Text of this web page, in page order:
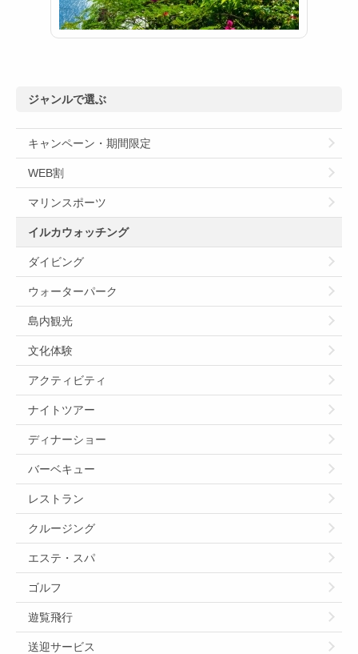
ジャンルで選ぶ
キャンペーン・期間限定
WEB割
マリンスポーツ
イルカウォッチング
ダイビング
ウォーターパーク
島内観光
文化体験
アクティビティ
ナイトツアー
ディナーショー
バーベキュー
レストラン
クルージング
エステ・スパ
ゴルフ
遊覧飛行
送迎サービス